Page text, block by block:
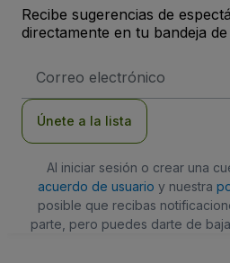
Recibe sugerencias de
directamente en tu bandeja
de
Únete a la lista
Al iniciar sesión o crear una
acuerdo de usuario y nuestra
posible que recibas
parte, pero puedes darte de